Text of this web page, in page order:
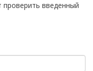
проверить введенный